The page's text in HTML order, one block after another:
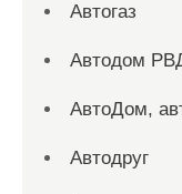
Автогаз
Автодом
АвтоДом,
Автодруг